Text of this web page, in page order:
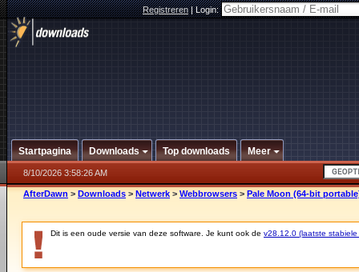
Registreren|Login:
Startpagina Downloads Top downloads Meer
8/10/2026 3:58:26 AM
AfterDawn > Downloads > Netwerk > Webbrowsers > Pale Moon (64-bit
Dit is een oude versie van deze software. Je kunt ook de v28.12.0 (laatste stabiele